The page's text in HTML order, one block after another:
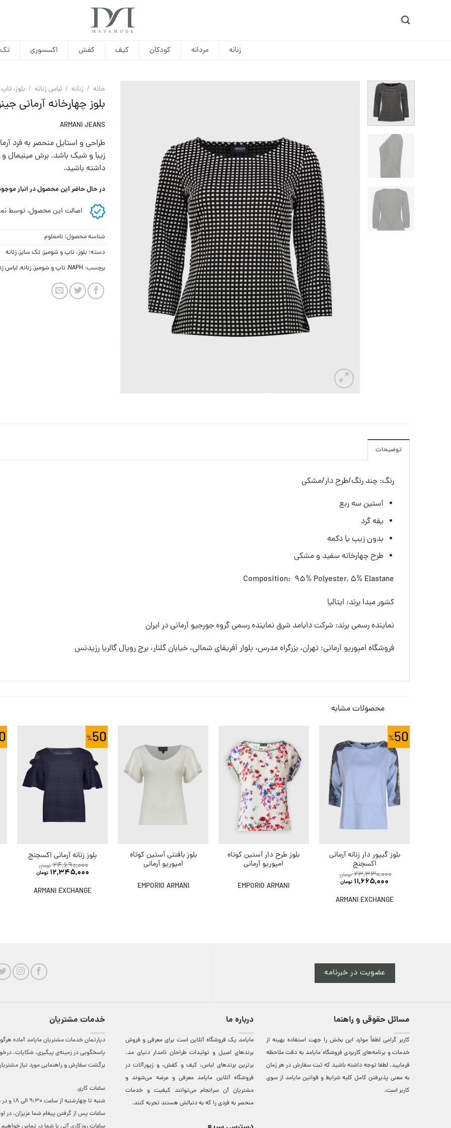
زنانه مردانه کودکان کیف کفش اکسسوری
خانه / زنانه / لباس زنانه / بلوز،
بلوز چهارخانه آرمانی
ARMANI JEANS
طراحی و استایل منحصر به فرد
زیبا و شیک باشد. برش مینیمال و
داشته باشید.
در حال حاضر این محصول در انبار
اصالت این محصول، توسط
شناسه محصول: نامعلوم
دسته: بلوز، تاپ و شومیز,تک سایز,زنانه
برچسب: NAPH
,تاپ و شومیز,زنانه,لباس
توضیحات
رنگ: چند رنگ/طرح دار/مشکی
آستین سه ربع
یقه گرد
بدون زیپ یا دکمه
طرح چهارخانه سفید و مشکی
Composition: 95% Polyester, 5% Elastane
کشور مبدا برند: ایتالیا
نماینده رسمی برند: شرکت دایامد شرق نماینده رسمی گروه جورجیو آرمانی در ایران
فروشگاه امپوریو آرمانی: تهران، بزرگراه مدرس، بلوار آفریقای شمالی، خیابان گلنار، برج رویال گالریا رزیدنس
محصولات مشابه
50
بلوز گیپور دار زنانه آرمانی
اکسچنج
23,330,000 تومان
11,665,000 تومان
ARMANI EXCHANGE
بلوز طرح دار آستین کوتاه
امپوریو آرمانی
EMPORIO ARMANI
بلوز بافتنی آستین کوتاه
امپوریو آرمانی
EMPORIO ARMANI
50
بلوز زنانه آرمانی اکسچنج
24,690,000 تومان
12,345,000 تومان
ARMANI EXCHANGE
عضویت در خبرنامه
مسائل حقوقی و راهنما
کاربر گرامی لطفاً موارد این بخش را جهت استفاده بهینه از
خدمات و برنامه‌‏های کاربردی فروشگاه مایامد به دقت ملاحظه
فرمایید. لطفا توجه داشته باشید که ثبت سفارش در هر زمان
به معنی پذیرفتن کامل کلیه شرایط و قوانین مایامد از سوی
کاربر است.
درباره ما
مایامد يک فروشگاه آنلاين است برای معرفی و فروش
برندهای اصيل و توليدات طراحان نامدار دنيای مد.
برترين‌ برندهای لباس، کيف و کفش، و زيورآلات در
فروشگاه آنلاين مایامد معرفی و عرضه می‌شوند و
مشتريان آن سرانجام می‌توانند کيفيت و خدمات
منحصر به فردی را که به دنبالش هستند تجربه کنند.
خدمات مشتریان
دپارتمان خدمات مشتریان مایامد آماده
پاسخگویی در زمینه‌ی پیگیری، شکایات،
برگشت سفارش و راهنمایی مورد نیاز
ساعات کاری
شنبه تا چهارشنبه از
ساعات ‌پس از گرفتن پیغام شما عزیزان، در